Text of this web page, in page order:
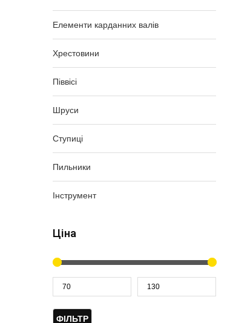
Елементи карданних валів
Хрестовини
Піввісі
Шруси
Ступиці
Пильники
Інструмент
Ціна
ФІЛЬТР